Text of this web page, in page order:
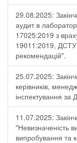
29.08.2025:
аудит в
17025:2019 з
19011:2019,
рекомендацій".
25.07.2025:
керівників,
інспектування
11.07.2025:
"Невизначеність
випробування та